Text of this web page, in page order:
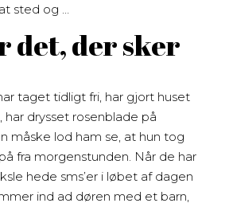
sted og …
det, der sker
taget tidligt fri, har gjort huset
har drysset rosenblade på
måske lod ham se, at hun tog
fra morgenstunden. Når de har
hede sms’er i løbet af dagen
ind ad døren med et barn,